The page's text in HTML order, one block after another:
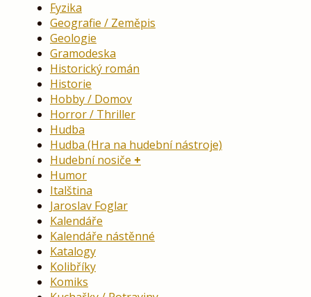
Fyzika
Geografie / Zeměpis
Geologie
Gramodeska
Historický román
Historie
Hobby / Domov
Horror / Thriller
Hudba
Hudba (Hra na hudební nástroje)
Hudební nosiče
Humor
Italština
Jaroslav Foglar
Kalendáře
Kalendáře nástěnné
Katalogy
Kolibříky
Komiks